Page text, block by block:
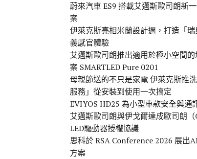
蔚來汽車 ES9 搭載艾邁斯歐司朗新
案
伊萊克斯亮相米蘭設計週，打造「
義感官體驗
艾邁斯歐司朗推出適用於極小空間
案 SMARTLED Pure 0201
母親節送的不只是家電 伊萊克斯推
服務」從安裝到使用一次搞定
EVIYOS HD25 為小型車款安全與通
艾邁斯歐司朗與伊戈爾達成歐司朗
LED驅動器授權協議
思科於 RSA Conference 2026 展出
方案